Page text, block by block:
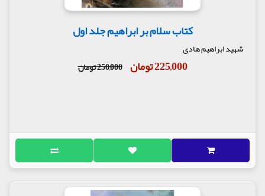
کتاب سلام بر ابراهیم جلد اول
شهید ابراهیم هادی
225,000 تومان 250,000 تومان